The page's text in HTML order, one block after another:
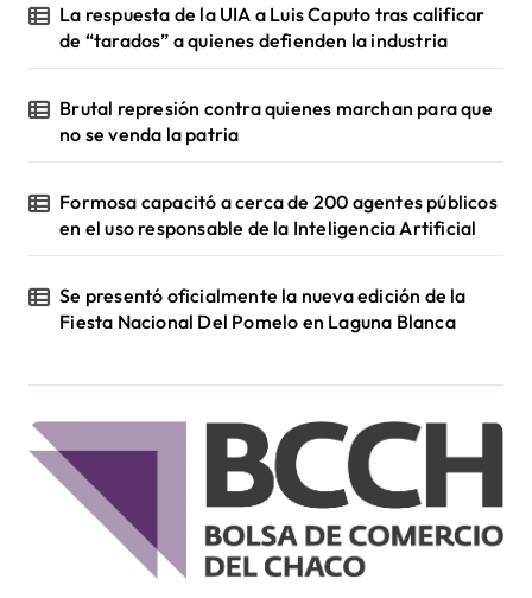
La respuesta de la UIA a Luis Caputo tras calificar
de “tarados” a quienes defienden la industria
Brutal represión contra quienes marchan para que
no se venda la patria
Formosa capacitó a cerca de 200 agentes públicos
en el uso responsable de la Inteligencia Artificial
Se presentó oficialmente la nueva edición de la
Fiesta Nacional Del Pomelo en Laguna Blanca